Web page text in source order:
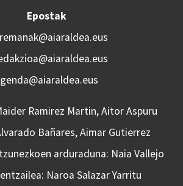
Epostak
Ramirez Martin, Aitor Aspuru
Bañares, Aimar Gutierrez
arduraduna: Naia Vallejo
Naroa Salazar Yarritu